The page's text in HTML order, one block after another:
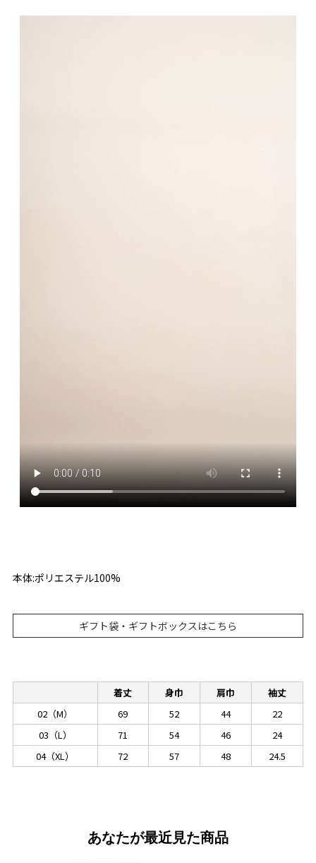
本体:ポリエステル100%
ギフト袋・ギフトボックスはこちら
着丈 身巾 肩巾
袖丈
02（M）
69 52 44
22
03（L）
71 54 46
24
04（XL）
72 57 48 24.5
あなたが最近見た商品